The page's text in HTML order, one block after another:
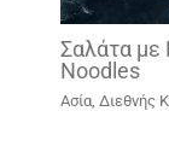
Σαλάτα με
Noodles
Ασία, Διεθνής